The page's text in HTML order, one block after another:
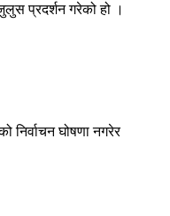
प्रदर्शन गरेको हो ।
निर्वाचन घोषणा नगरेर